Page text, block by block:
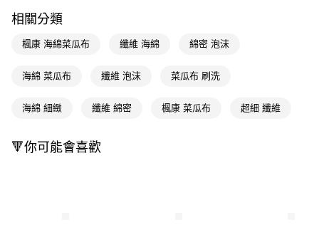
相關說明
【關於「AFTEE先享後付」】
１．簡單：不需註冊會員、不需綁卡、不需儲值。
３．安心：先確認商品／服務後，再付款。
１．於結帳方式選擇「AFTEE先享後付」後，將跳轉至「AFTEE先享後付」
結帳頁面，進行簡訊認證並確認金額後，即可完成結帳。
即享券
全家取貨付款
付款後全家取貨
相關分類
楓康 海綿菜瓜布 纖維 海綿 綿密 泡沫
海綿 菜瓜布 纖維 泡沫 菜瓜布 刷洗
海綿 細緻 纖維 綿密 楓康 菜瓜布 超細 纖維
🔻你可能會喜歡